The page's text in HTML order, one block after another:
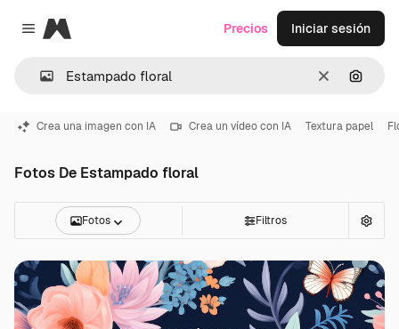
Close menu
Magnific
Borrar
Precios Iniciar sesión
Crea una imagen con IA Crea un vídeo con IA Textura papel
Fotos De Estampado floral
Fotos Filtros